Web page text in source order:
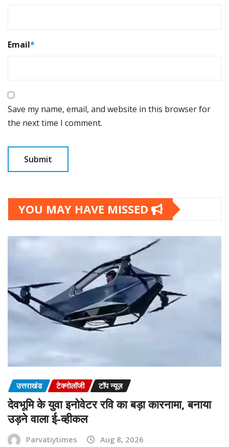
Email*
Save my name, email, and website in this browser for
the next time I comment.
YOU MAY HAVE MISSED
उत्तराखंड टेक्नोलॉजी टॉप न्यूज़
देवभूमि के युवा इनोवेटर रवि का बड़ा कारनामा, बनाया
उड़ने वाला ई-व्हीकल
Parvatiytimes Aug 8, 2026